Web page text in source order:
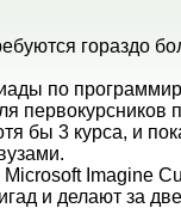
гораздо
по
первокурсников
бы 3 курса, и
Imagine
и делают за